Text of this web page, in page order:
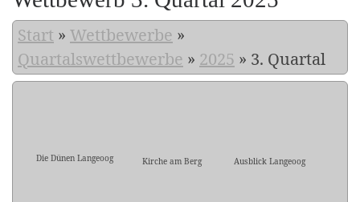
Start » Wettbewerbe »
Quartalswettbewerbe » 2025 » 3. Quartal
Die Dünen Langeoog Kirche am Berg Ausblick Langeoog